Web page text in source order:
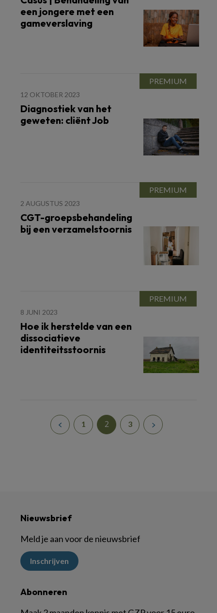
een jongere met een
gameverslaving
12 OKTOBER 2023
Diagnostiek van het
geweten: cliënt Job
2 AUGUSTUS 2023
CGT-groepsbehandeling
bij een verzamelstoornis
8 JUNI 2023
Hoe ik herstelde van een
dissociatieve
identiteitsstoornis
1 2 3
Nieuwsbrief
Meld je aan voor de nieuwsbrief
Inschrijven
Abonneren